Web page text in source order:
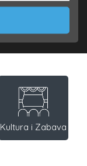
Kultura i Zabava